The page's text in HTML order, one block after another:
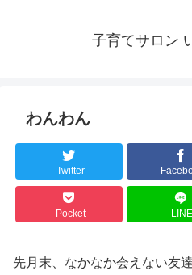
子育てサロン
わんわん
Twitter
Pocket LINE
先月末、なかなか会えない友